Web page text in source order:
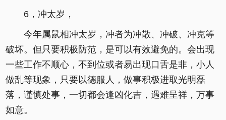
6，冲太岁，
今年属鼠相冲太岁，冲者为冲散、冲破、冲克等
破坏。但只要积极防范，是可以有效避免的。会出现
一些工作不顺心，不到位或者易出现口舌是非，小人
做乱等现象，只要以德服人，做事积极进取光明磊
落，谨慎处事，一切都会逢凶化吉，遇难呈祥，万事
如意。